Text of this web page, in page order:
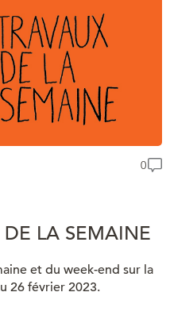
0
LA SEMAINE
et du week-end sur la
26 février 2023.